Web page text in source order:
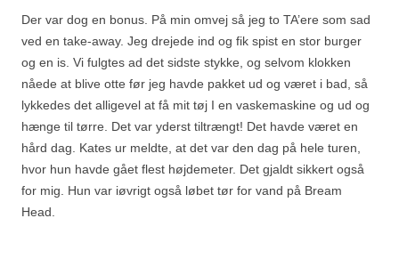
Der var dog en bonus. På min omvej så jeg to TA’ere som sad
ved en take-away. Jeg drejede ind og fik spist en stor burger
og en is. Vi fulgtes ad det sidste stykke, og selvom klokken
nåede at blive otte før jeg havde pakket ud og været i bad, så
lykkedes det alligevel at få mit tøj I en vaskemaskine og ud og
hænge til tørre. Det var yderst tiltrængt! Det havde været en
hård dag. Kates ur meldte, at det var den dag på hele turen,
hvor hun havde gået flest højdemeter. Det gjaldt sikkert også
for mig. Hun var iøvrigt også løbet tør for vand på Bream
Head.